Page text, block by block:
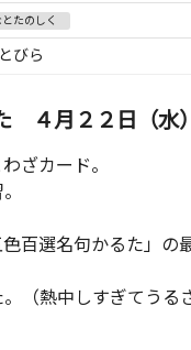
たのしく
びら
４月２２日（水）
ざカード。
百選名句かるた」の
（熱中しすぎてうる